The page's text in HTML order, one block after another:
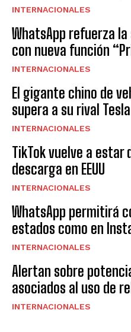
INTERNACIONALES
WhatsApp refuerza
con nueva función
INTERNACIONALES
El gigante chino de
supera a su rival
INTERNACIONALES
TikTok vuelve a estar
descarga en EEUU
INTERNACIONALES
WhatsApp permitirá
estados como en
INTERNACIONALES
Alertan sobre
asociados al uso de
INTERNACIONALES